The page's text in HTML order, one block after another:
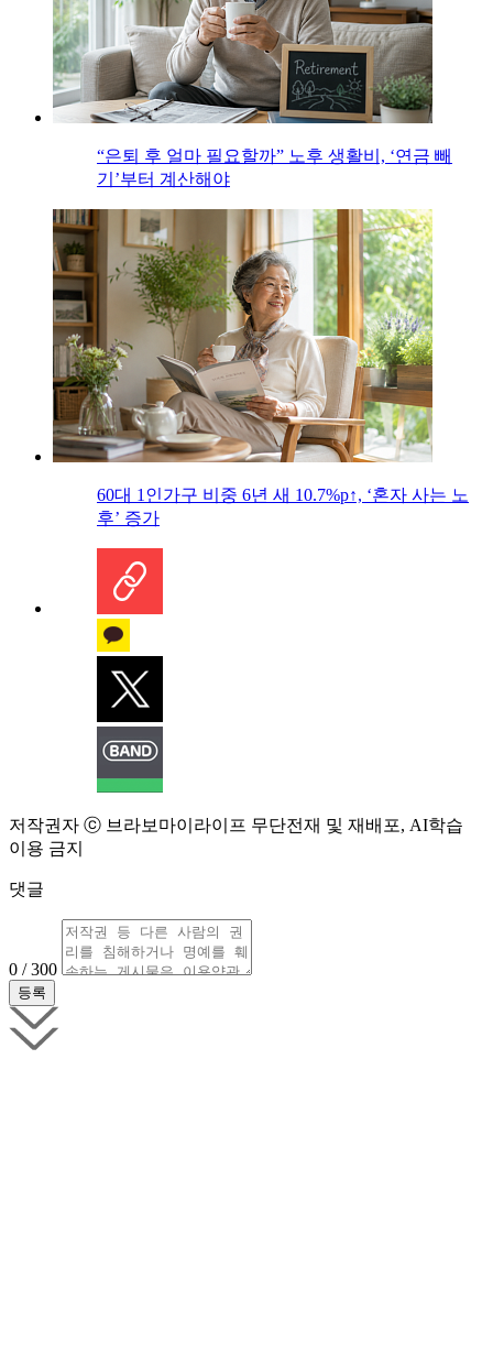
“은퇴 후 얼마 필요할까” 노후 생활비, ‘연금 빼
기’부터 계산해야
60대 1인가구 비중 6년 새 10.7%p↑, ‘혼자 사는 노
후’ 증가
저작권자 ⓒ 브라보마이라이프 무단전재 및 재배포, AI학습
이용 금지
댓글
0 / 300